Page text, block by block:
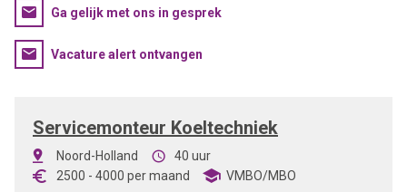
Ga gelijk met ons in gesprek
Vacature alert ontvangen
Servicemonteur Koeltechniek
Noord-Holland
40 uur
2500 - 4000 per maand VMBO/MBO